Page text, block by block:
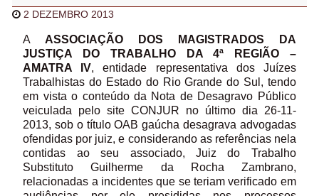
2 DEZEMBRO 2013
AASSOCIAÇÃO DOS MAGISTRADOS DA
JUSTIÇA DO TRABALHO DA 4ª REGIÃO –
AMATRA IV, entidade representativa dos Juízes
Trabalhistas do Estado do Rio Grande do Sul, tendo
em vista o conteúdo da Nota de Desagravo Público
veiculada pelo site CONJUR no último dia 26-11-
2013, sob o título OAB gaúcha desagrava advogadas
ofendidas por juiz, e considerando as referências nela
contidas ao seu associado, Juiz do Trabalho
Substituto Guilherme da Rocha Zambrano,
relacionadas a incidentes que se teriam verificado em